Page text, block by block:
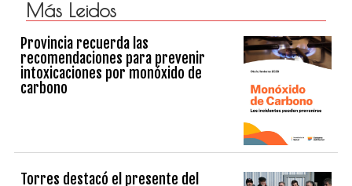
Más Leidos
Provincia recuerda las
recomendaciones para prevenir
intoxicaciones por monóxido de
carbono
Torres destacó el presente del